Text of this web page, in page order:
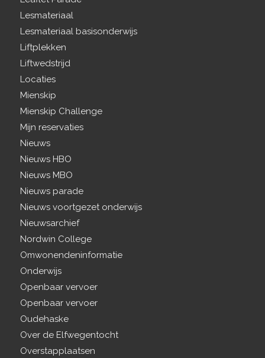
Lesmateriaal
Lesmateriaal basisonderwijs
Liftplekken
Liftwedstrijd
Locaties
Mienskip
Mienskip Challenge
Mijn reservaties
Nieuws
Nieuws HBO
Nieuws MBO
Nieuws parade
Nieuws voortgezet onderwijs
Nieuwsarchief
Nordwin College
Omwonendeninformatie
Onderwijs
Openbaar vervoer
Openbaar vervoer
Oudehaske
Over de Elfwegentocht
Overstapplaatsen